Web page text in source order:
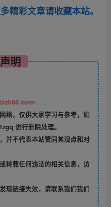
精彩文章请收藏本站。
明
络，仅供大家学习与参考，如
进行删除处理。
并不代表本站赞同其观点和对
转载任何违法的相关信息，访
现链接失效，请联系我们我们